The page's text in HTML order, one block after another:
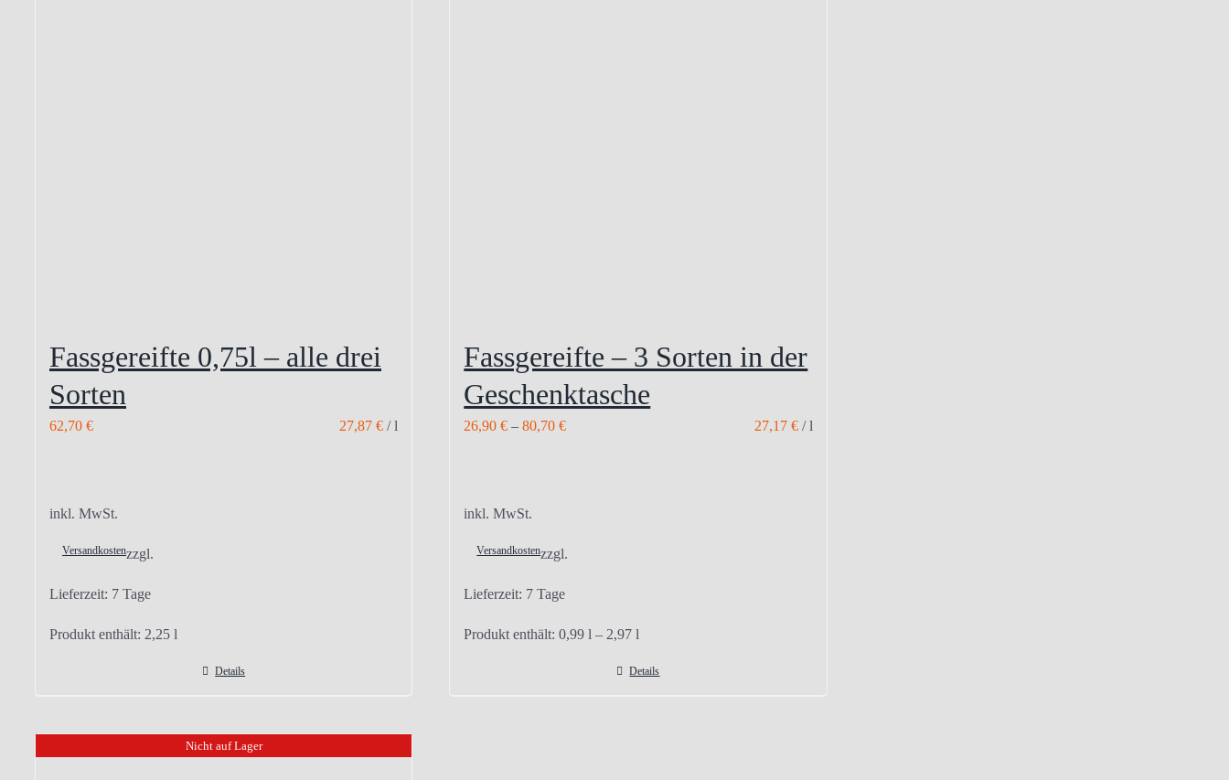
Fassgereifte 0,75l – alle drei
Sorten
62,70 € 27,87€ /l
inkl. MwSt.
zzgl.
Versandkosten
Lieferzeit: 7 Tage
Produkt enthält: 2,25 l
Details
Fassgereifte – 3 Sorten in der
Geschenktasche
26,90€ –80,70€ 27,17 €/l
inkl. MwSt.
zzgl.
Versandkosten
Lieferzeit: 7 Tage
Produkt enthält: 0,99l – 2,97l
Details
Nicht auf Lager